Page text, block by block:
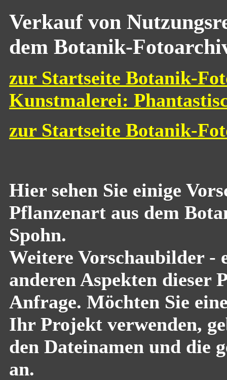
Verkauf von
dem Botanik-
zur Startseite Botanik-
Kunstmalerei:
zur Startseite Botanik-
Hier sehen Sie einige
Pflanzenart aus dem
Spohn.
Weitere Vorschaubilder -
anderen Aspekten dieser
Anfrage. Möchten Sie
Ihr Projekt verwenden,
den Dateinamen und die
an.